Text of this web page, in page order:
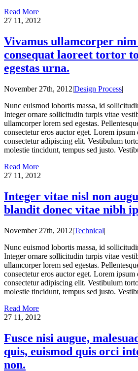
Read More
27 11, 2012
Vivamus ullamcorper
consequat laoreet tortor
egestas urna.
November 27th, 2012|Design Process|
Nunc euismod lobortis massa, id
Integer ornare sollicitudin turpis vitae
ullamcorper lorem sed egestas.
consectetur eros auctor eget. Lorem ipsum
consectetur adipiscing elit. Vestibulum
molestie tincidunt, tempus sed justo.
Read More
27 11, 2012
Integer vitae nisl non
blandit donec vitae nibh
November 27th, 2012|Technical|
Nunc euismod lobortis massa, id
Integer ornare sollicitudin turpis vitae
ullamcorper lorem sed egestas.
consectetur eros auctor eget. Lorem ipsum
consectetur adipiscing elit. Vestibulum
molestie tincidunt, tempus sed justo.
Read More
27 11, 2012
Fusce nisi augue,
quis, euismod quis orci
non.